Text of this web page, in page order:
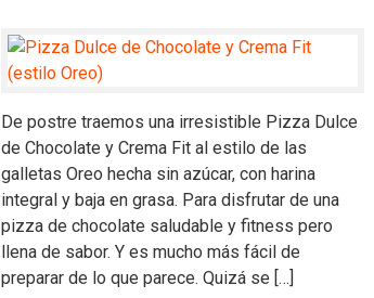
De postre traemos una irresistible Pizza Dulce
de Chocolate y Crema Fit al estilo de las
galletas Oreo hecha sin azúcar, con harina
integral y baja en grasa. Para disfrutar de una
pizza de chocolate saludable y fitness pero
llena de sabor. Y es mucho más fácil de
preparar de lo que parece. Quizá se […]